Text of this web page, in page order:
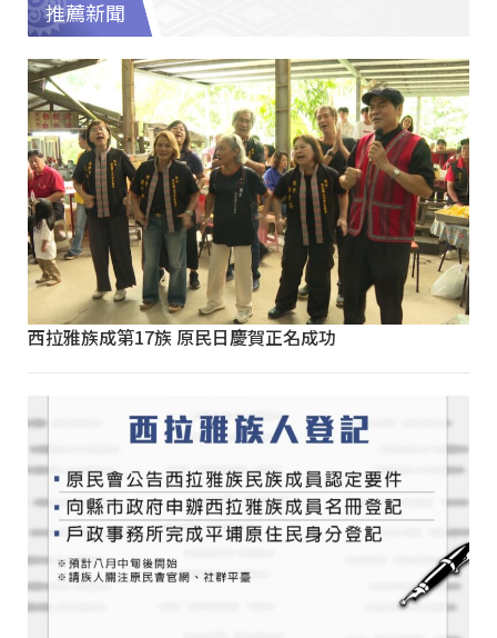
推薦新聞
西拉雅族成第17族 原民日慶賀正名成功